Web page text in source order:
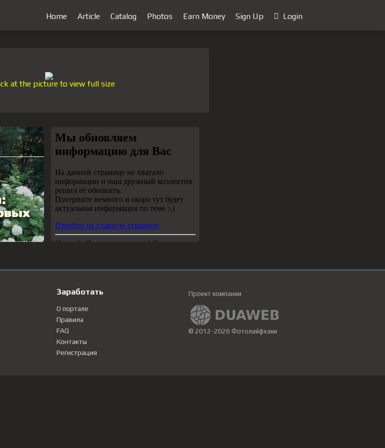
Home Article Catalog Photos Earn Money Sign Up Login
at the picture to view full size
Заработать
О портале
Правила
FAQ
Контакты
Регистрация
Проект компании
© 2012-2026 Фотолайфхаки